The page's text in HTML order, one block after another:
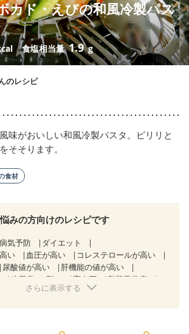
カド・えびの和風冷製パス
食塩相当量1.9 g
のレシピ
味がおいしい和風冷製パスタ。ピリリと
そそります。
食材
みの方向けのレシピです
気予防
ダイエット
い
血圧が高い
コレステロールが高い
尿酸値が高い
肝機能の値が高い
糖尿病（2型） 高血圧
脂質異常症
狭心症 心筋梗塞
さらに表示する